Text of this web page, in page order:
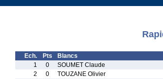
Ech. Pts Blancs
1
0 SOUMET Claude
2
0 TOUZANE Olivier